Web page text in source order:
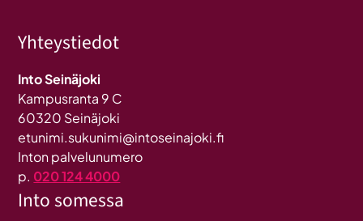
Yhteystiedot
Into Seinäjoki
Kampusranta 9 C
60320 Seinäjoki
etunimi.sukunimi@intoseinajoki.fi
Inton palvelunumero
p. 020 124 4000
Into somessa